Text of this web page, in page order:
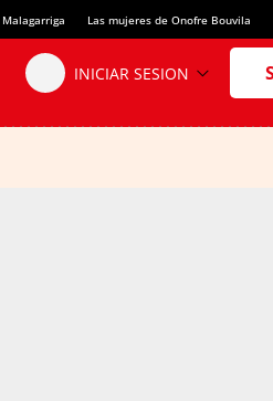
Las mujeres de Onofre Bouvila